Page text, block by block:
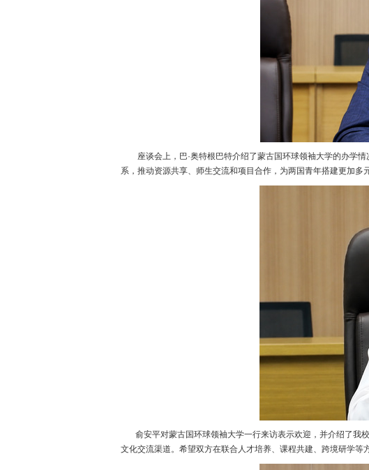
座谈会上，巴·奥特根巴特介绍了蒙古国环球领袖大学的办学情
系，推动资源共享、师生交流和项目合作，为两国青年搭建更加多
俞安平对蒙古国环球领袖大学一行来访表示欢迎，并介绍了我
文化交流渠道。希望双方在联合人才培养、课程共建、跨境研学等